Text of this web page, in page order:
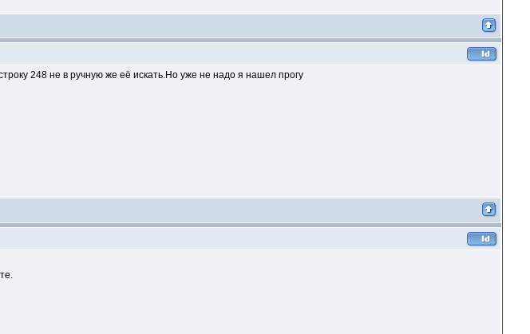
248 не в ручную же её искать.Но уже не надо я нашел прогу